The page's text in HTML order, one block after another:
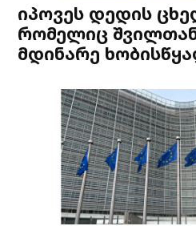
იპოვეს დედის
რომელიც
მდინარე